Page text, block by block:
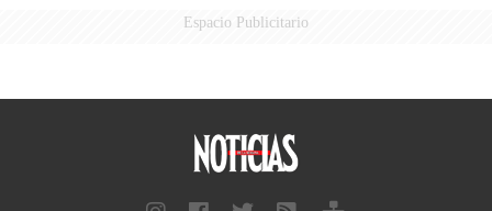
Espacio Publicitario